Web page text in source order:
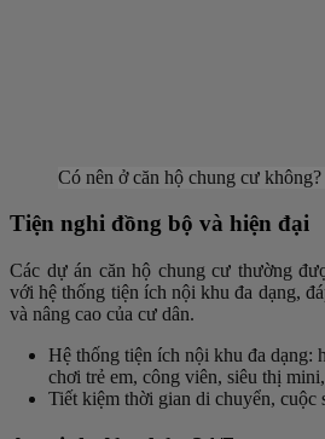
Có nên ở căn hộ chung cư không?
Tiện nghi đồng bộ và hiện đại
Các dự án căn hộ chung cư thường
với hệ thống tiện ích nội khu đa dạng,
và nâng cao của cư dân.
Hệ thống tiện ích nội khu đa dạng:
chơi trẻ em, công viên, siêu thị
Tiết kiệm thời gian di chuyển, cuộc